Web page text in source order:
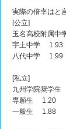
実際の倍率はと
[公立]
玉名高校附属
宇土中学 1.93
八代中学 1.99
[私立]
九州学院奨学
専願生 1.20
一般生 1.88